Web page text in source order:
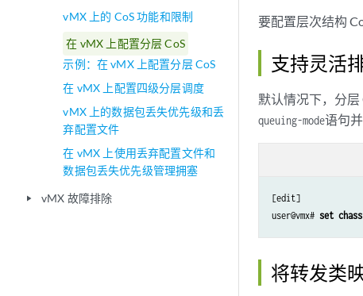
vMX 上的 CoS 功能和限制
在 vMX 上配置分层 CoS
示例：在 vMX 上配置分层 CoS
在 vMX 上配置四级分层调度
vMX 上的数据包丢失优先级和丢
弃配置文件
在 vMX 上使用丢弃配置文件和
数据包丢失优先级管理拥塞
play_arrow vMX 故障排除
要配置层次结构
支持灵活
默认情况下，分层
queuing-mode语句
[edit]
user@vmx# set
将转发类